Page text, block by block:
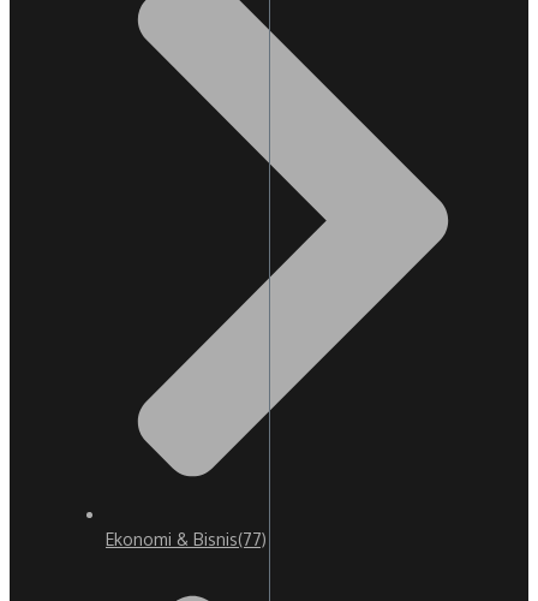
Ekonomi & Bisnis(77)